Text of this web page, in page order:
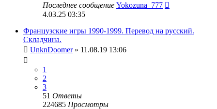
Последнее сообщение Yokozuna_777
4.03.25 03:35
Французские игры 1990-1999. Перевод на русский.
Складчина.
UnknDoomer» 11.08.19 13:06
1
2
3
51 Ответы
224685 Просмотры